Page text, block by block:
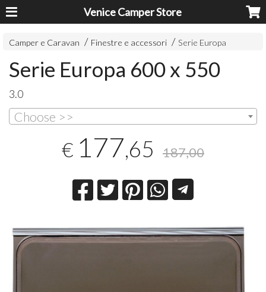
Venice Camper Store
Camper e Caravan Finestre e accessori Serie Europa
Serie Europa 600 x 550
3.0
Choose >>
€ 177,65 187,00